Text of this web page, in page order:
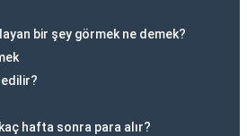
bir şey görmek ne demek?
edilir?
hafta sonra para alır?